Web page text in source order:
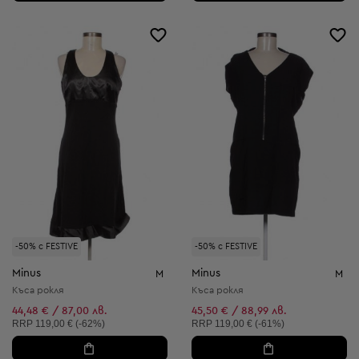
-50% с FESTIVE
Minus M
Къса рокля
44,48 € / 87,00 лв.
Препоръчителна цена:
RRP 119,00 € (-62%)
-50% с FESTIVE
Minus M
Къса рокля
45,50 € / 88,99 лв.
Препоръчителна цена:
RRP 119,00 € (-61%)